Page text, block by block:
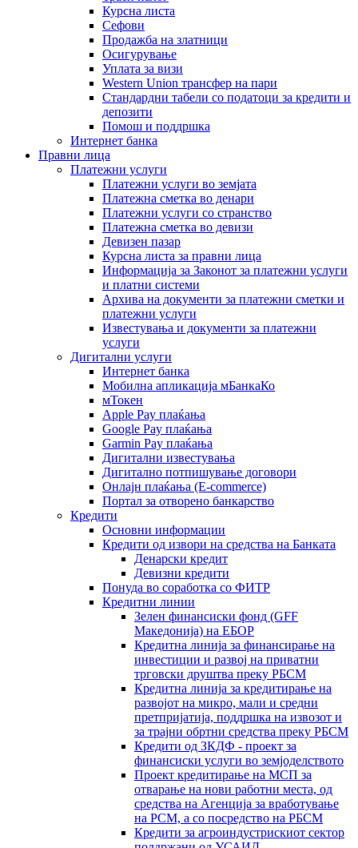
Курсна листа
Сефови
Продажба на златници
Осигурување
Уплата за визи
Western Union трансфер на пари
Стандардни табели со податоци за кредити и
депозити
Помош и поддршка
Интернет банка
Правни лица
Платежни услуги
Платежни услуги во земјата
Платежна сметка во денари
Платежни услуги со странство
Платежна сметка во девизи
Девизен пазар
Курсна листа за правни лица
Информација за Законот за платежни услуги
и платни системи
Архива на документи за платежни сметки и
платежни услуги
Известувања и документи за платежни
услуги
Дигитални услуги
Интернет банка
Мобилна апликација мБанкаКо
мТокен
Apple Pay плаќања
Google Pay плаќања
Garmin Pay плаќања
Дигитални известувања
Дигитално потпишување договори
Онлајн плаќања (Е-commerce)
Портал за отворено банкарство
Кредити
Основни информации
Кредити од извори на средства на Банката
Денарски кредит
Девизни кредити
Понуда во соработка со ФИТР
Кредитни линии
Зелен финансиски фонд (GFF
Македонија) на ЕБОР
Кредитна линија за финансирање на
инвестиции и развој на приватни
трговски друштва преку РБСМ
Кредитна линија за кредитирање на
развојот на микро, мали и средни
претпријатија, поддршка на извозот и
за трајни обртни средства преку РБСМ
Кредити од ЗКДФ - проект за
финансиски услуги во земјоделството
Проект кредитирање на МСП за
отварање на нови работни места, од
средства на Агенција за вработување
на РСМ, а со посредство на РБСМ
Кредити за агроиндустрискиот сектор